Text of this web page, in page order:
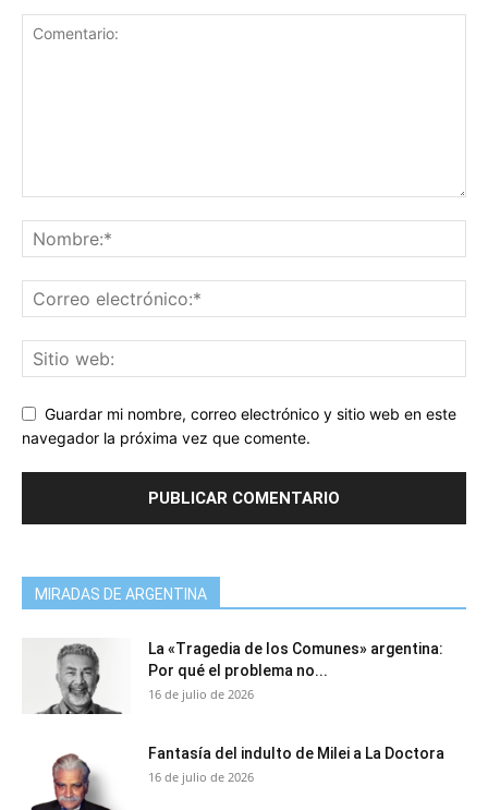
Guardar mi nombre, correo electrónico y sitio web en este
navegador la próxima vez que comente.
MIRADAS DE ARGENTINA
La «Tragedia de los Comunes» argentina:
Por qué el problema no...
16 de julio de 2026
Fantasía del indulto de Milei a La Doctora
16 de julio de 2026